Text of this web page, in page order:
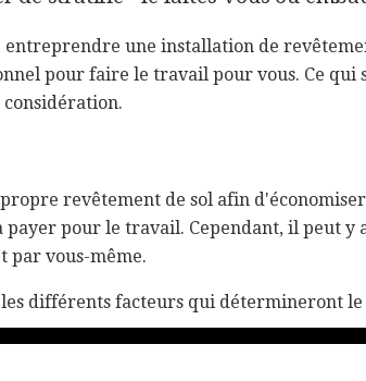
une installation de
pour faire le travail pour vous. Ce qui
revêtement de sol afin
payer pour le travail. Cependant, il peut y
par vous-même.
différents facteurs qui détermineront le